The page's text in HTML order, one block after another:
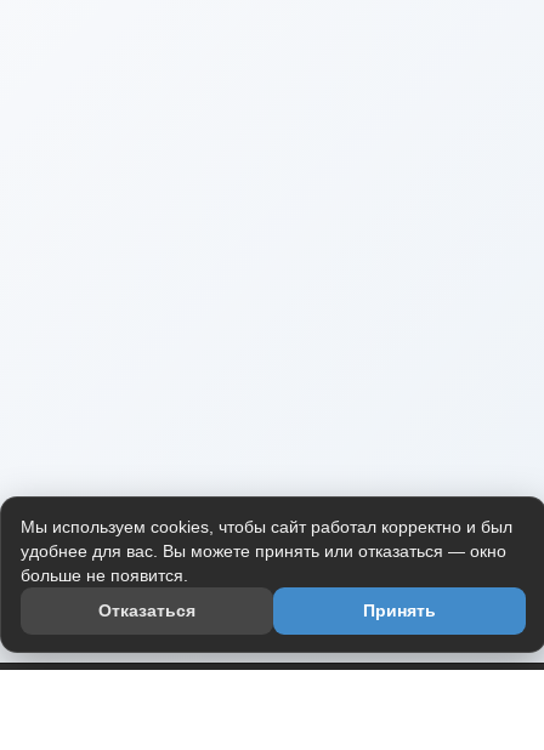
Мы используем cookies, чтобы сайт работал корректно и был
удобнее для вас. Вы можете принять или отказаться — окно
больше не появится.
Отказаться
Принять